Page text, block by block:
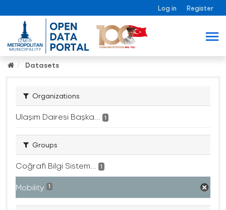
Log in Register
Datasets
Organizations
Ulaşım Dairesi Başka... 1
Groups
Coğrafi Bilgi Sistem... 1
Mobility 1